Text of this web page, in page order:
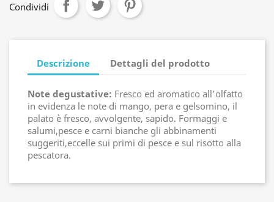
Condividi
Descrizione Dettagli del prodotto
Note degustative: Fresco ed aromatico all’olfatto
in evidenza le note di mango, pera e gelsomino, il
palato è fresco, avvolgente, sapido. Formaggi e
salumi,pesce e carni bianche gli abbinamenti
suggeriti,eccelle sui primi di pesce e sul risotto alla
pescatora.